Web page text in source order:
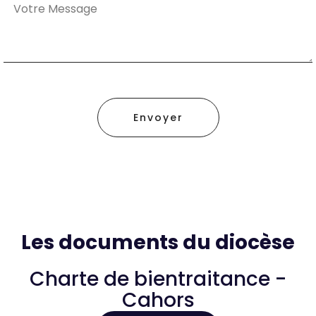
Envoyer
Les documents du diocèse
Charte de bientraitance -
Cahors